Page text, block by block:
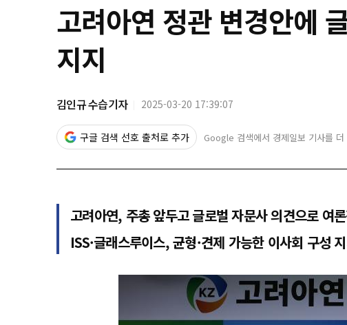
고려아연 정관 변경안에
지지
김인규 수습기자 2025-03-20 17:39:07
구글 검색 선호 출처로 추가 Google 검색에서 경제일보 기사를
고려아연, 주총 앞두고 글로벌 자문사 의견으로 여
ISS·글래스루이스, 균형·견제 가능한 이사회 구성